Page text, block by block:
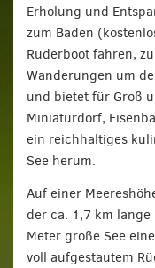
Erholung und
zum Baden
Ruderboot fahren,
Wanderungen um
und bietet für Groß
Miniaturdorf,
ein reichhaltiges
See herum.
Auf einer
der ca. 1,7 km
Meter große See
voll aufgestautem